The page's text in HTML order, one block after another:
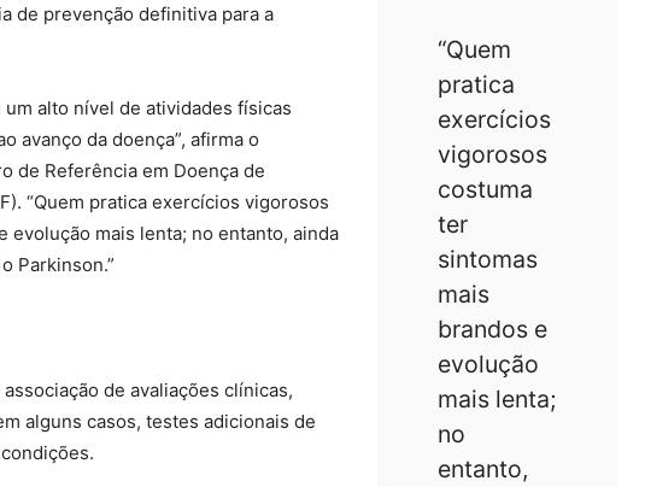
“Quem
pratica
exercícios
vigorosos
costuma
ter
sintomas
mais
brandos e
evolução
mais lenta;
no
entanto,
de prevenção definitiva para a
alto nível de atividades físicas
avanço da doença”, afirma o
de Referência em Doença de
“Quem pratica exercícios vigorosos
evolução mais lenta; no entanto, ainda
Parkinson.”
de avaliações clínicas,
alguns casos, testes adicionais de